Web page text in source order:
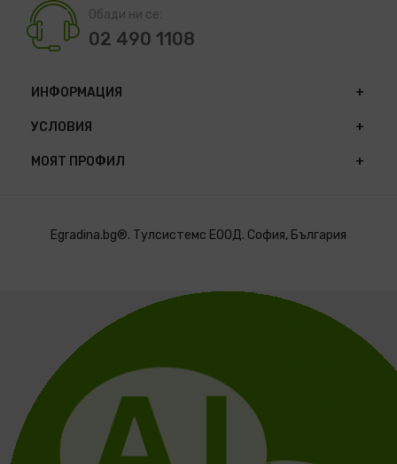
Обади ни се:
02 490 1108
ИНФОРМАЦИЯ
УСЛОВИЯ
МОЯТ ПРОФИЛ
Egradina.bg®. Тулсистемс ЕООД. София, България